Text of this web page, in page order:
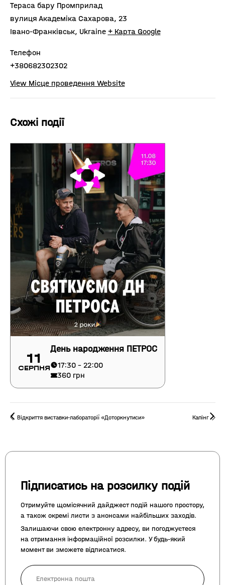
Тераса бару Промприлад
вулиця Академіка Сахарова, 23
Івано-Франківськ, Ukraine + Карта Google
Телефон
+380682302302
View Місце проведення Website
Схожі події
11
Серпня
День народження ПЕТРОС
17:30 - 22:00
360 грн
Відкриття виставки-лабораторії «Доторкнутиси» Капінг
Підписатись на розсилку подій
Отримуйте щомісячний дайджест подій нашого простору,
а також окремі листи з анонсами найбільших заходів.
Залишаючи свою електронну адресу, ви погоджуєтеся
на отримання інформаційної розсилки. У будь-який
момент ви зможете відписатися.